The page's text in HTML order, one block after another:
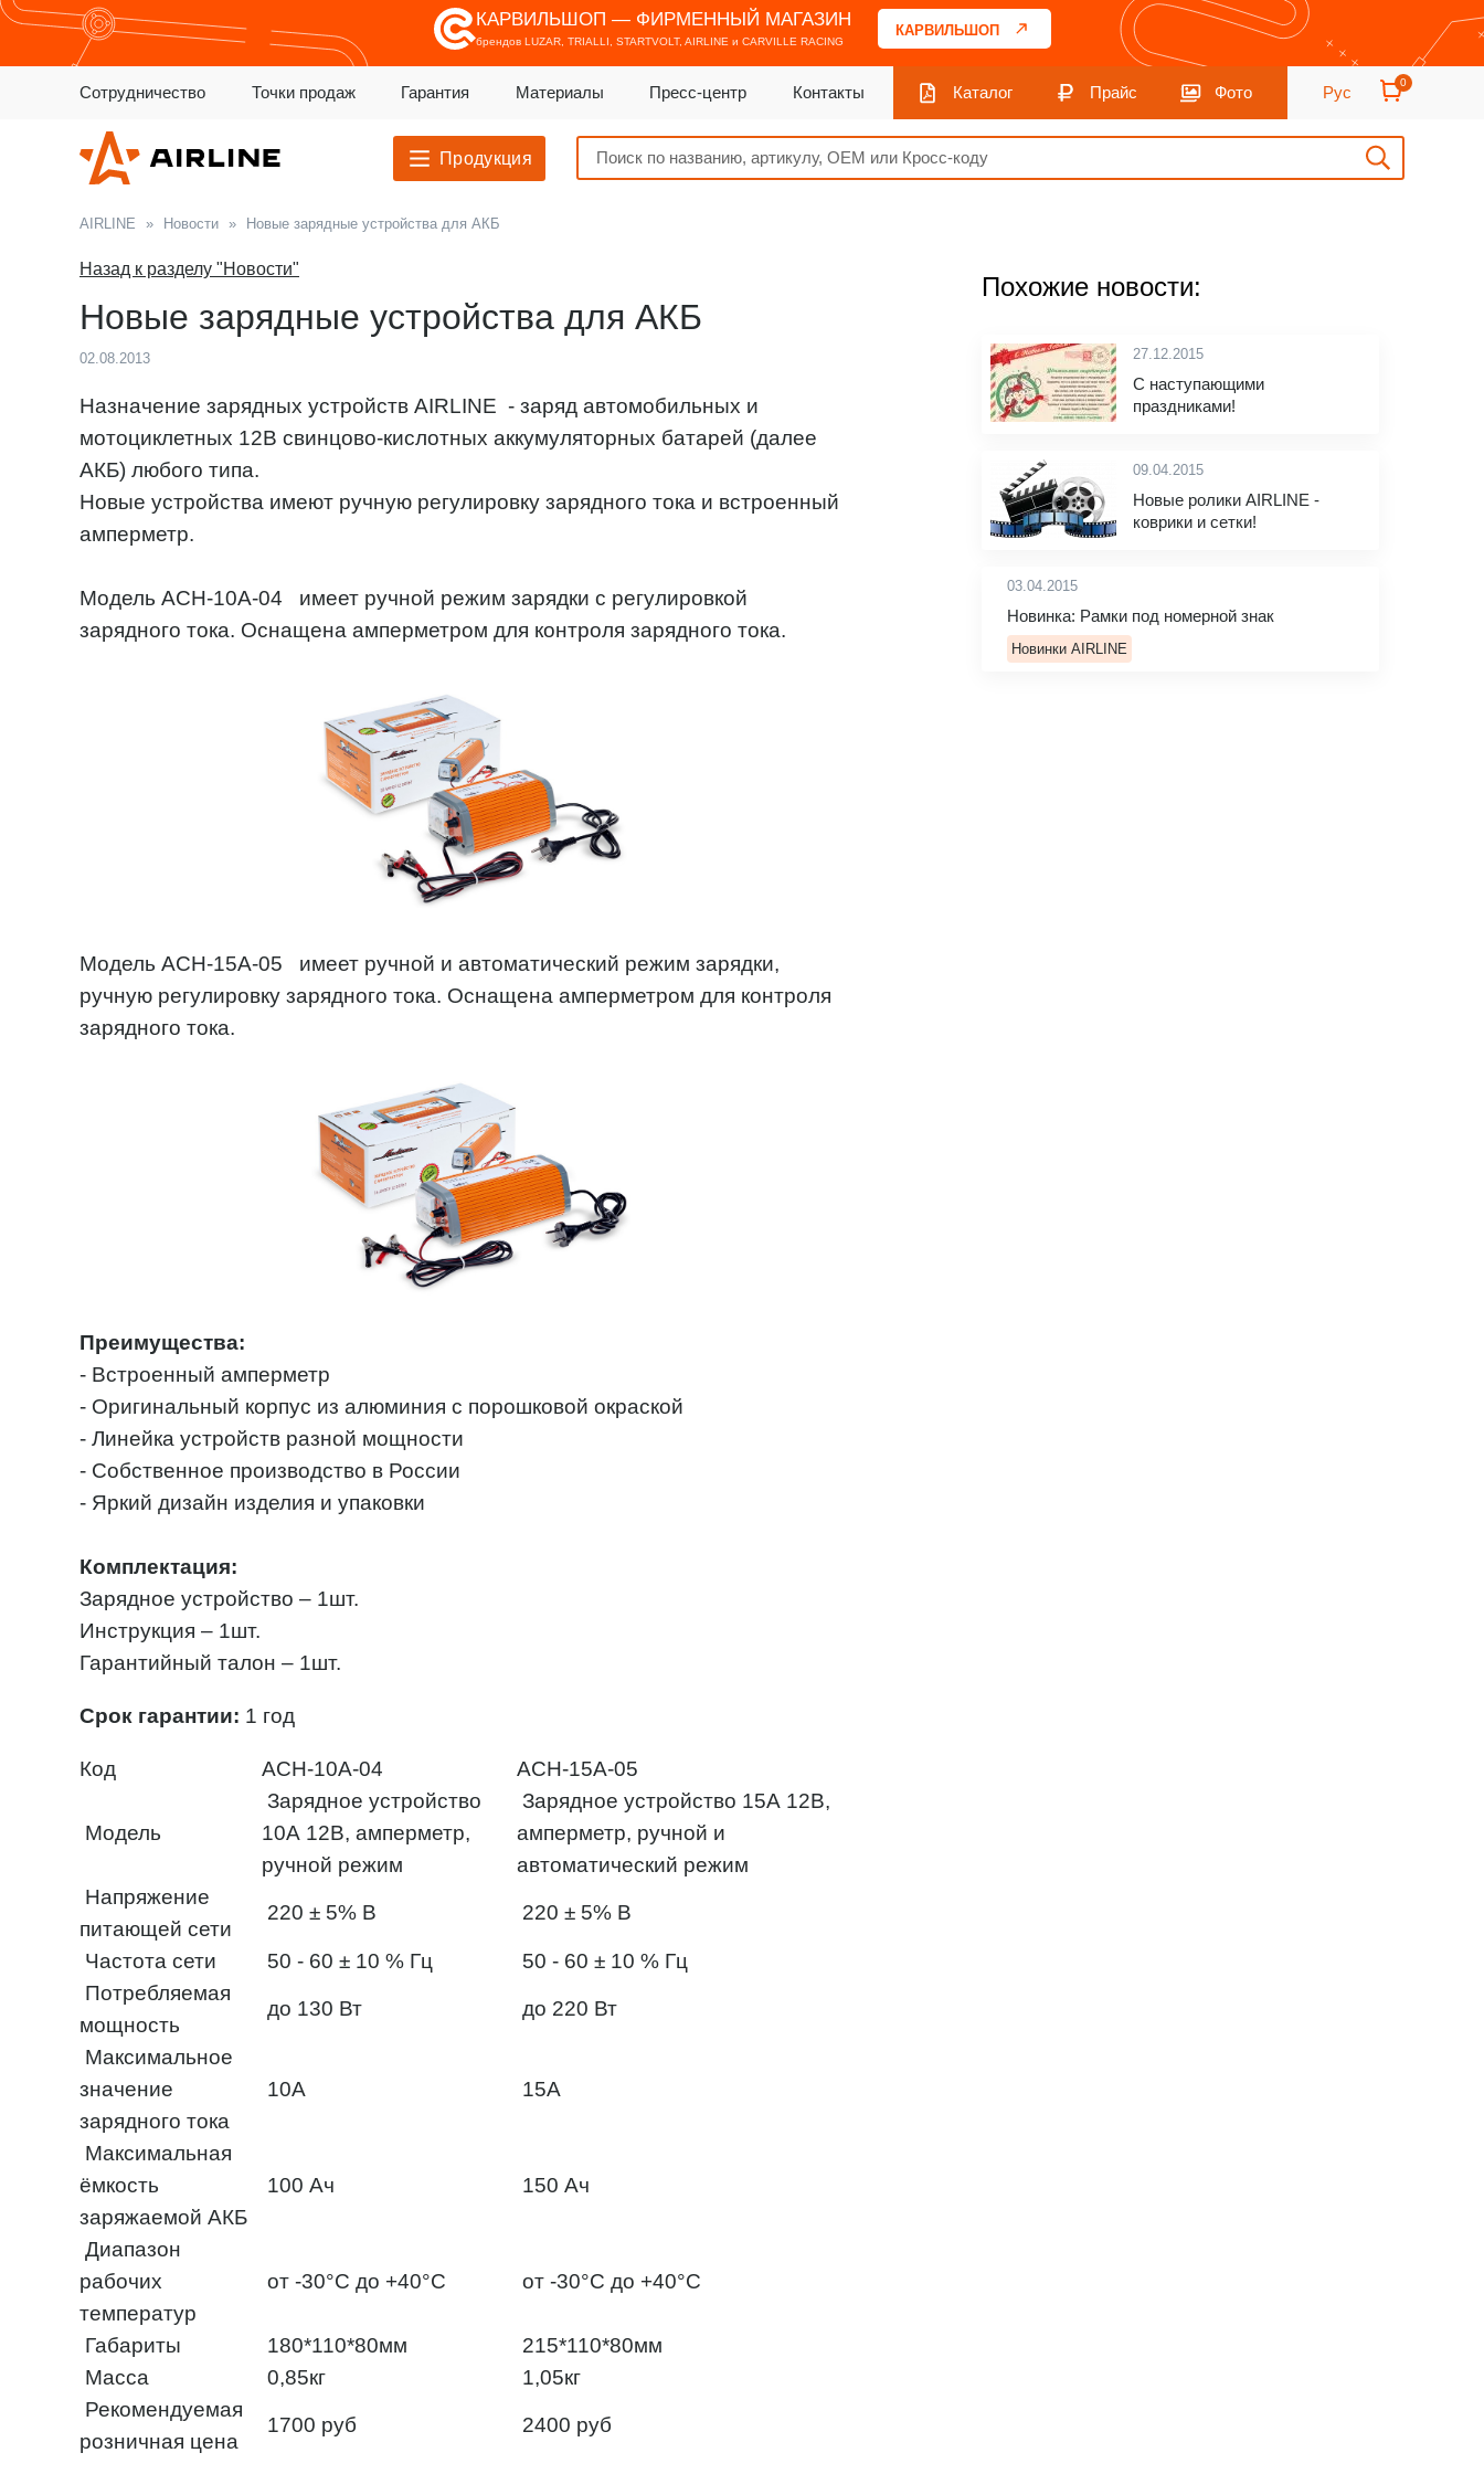
КАРВИЛЬШОП — ФИРМЕННЫЙ МАГАЗИН
брендов LUZAR, TRIALLI, STARTVOLT, AIRLINE и CARVILLE RACING
КАРВИЛЬШОП
Сотрудничество Точки продаж Гарантия Материалы Пресс-центр Контакты Каталог Прайс Фото Рус
0
Продукция
AIRLINE » Новости » Новые зарядные устройства для АКБ
Назад к разделу "Новости"
Новые зарядные устройства для АКБ
02.08.2013
Назначение зарядных устройств AIRLINE - заряд автомобильных и
мотоциклетных 12В свинцово-кислотных аккумуляторных батарей (далее
АКБ) любого типа.
Новые устройства имеют ручную регулировку зарядного тока и встроенный
амперметр.
Модель ACH-10A-04 имеет ручной режим зарядки с регулировкой
зарядного тока. Оснащена амперметром для контроля зарядного тока.
Модель ACH-15A-05 имеет ручной и автоматический режим зарядки,
ручную регулировку зарядного тока. Оснащена амперметром для контроля
зарядного тока.
Преимущества:
- Встроенный амперметр
- Оригинальный корпус из алюминия с порошковой окраской
- Линейка устройств разной мощности
- Собственное производство в России
- Яркий дизайн изделия и упаковки
Комплектация:
Зарядное устройство – 1шт.
Инструкция – 1шт.
Гарантийный талон – 1шт.
Срок гарантии: 1 год
Код ACH-10A-04 ACH-15A-05
Модель
Зарядное устройство
10А 12В, амперметр,
ручной режим
Зарядное устройство 15А 12В,
амперметр, ручной и
автоматический режим
Напряжение
питающей сети
220 ± 5% B 220 ± 5% B
Частота сети 50 - 60 ± 10 % Гц
50 - 60 ± 10 % Гц
Потребляемая
мощность
до 130 Вт до 220 Вт
Максимальное
значение
зарядного тока
10А 15А
Максимальная
ёмкость
заряжаемой АКБ
100 Ач 150 Ач
Диапазон
рабочих
температур
от -30°С до +40°С от -30°С до +40°С
Габариты 180*110*80мм
215*110*80мм
Масса
0,85кг
1,05кг
Рекомендуемая
розничная цена
1700 руб 2400 руб
Похожие новости:
27.12.2015
С наступающими
праздниками!
09.04.2015
Новые ролики AIRLINE -
коврики и сетки!
03.04.2015
Новинка: Рамки под номерной знак
Новинки AIRLINE